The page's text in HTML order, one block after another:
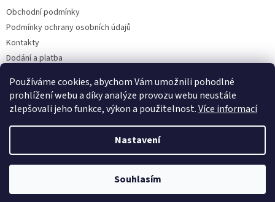
Používáme cookies, abychom Vám umožnili pohodlné
prohlížení webu a díky analýze provozu webu neustále
zlepšovali jeho funkce, výkon a použitelnost.Více informací
Nastavení
Souhlasím
Obchodní podmínky
Podmínky ochrany osobních údajů
Kontakty
Dodání a platba
Hodnocení obchodu
Vytvořil Shoptet
Olejwebshop.cz. Všechna práva vyhrazena.